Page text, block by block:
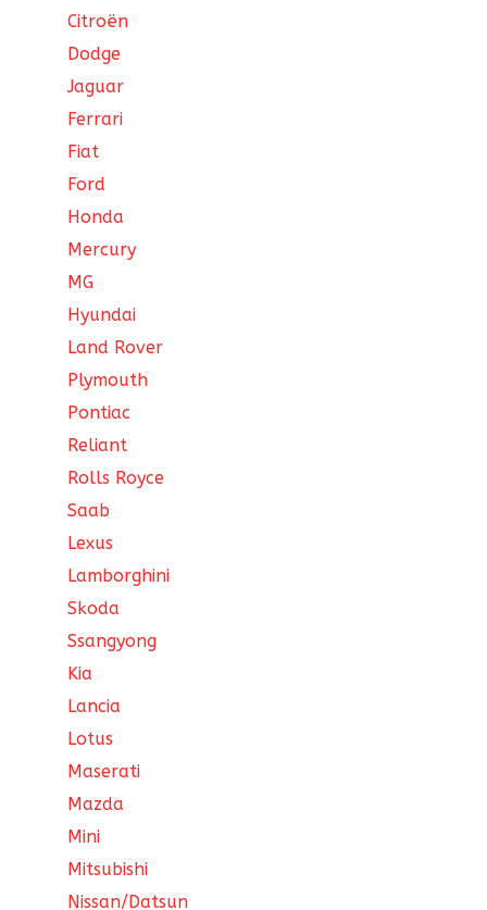
Citroën
Dodge
Jaguar
Ferrari
Fiat
Ford
Honda
Mercury
MG
Hyundai
Land Rover
Plymouth
Pontiac
Reliant
Rolls Royce
Saab
Lexus
Lamborghini
Skoda
Ssangyong
Kia
Lancia
Lotus
Maserati
Mazda
Mini
Mitsubishi
Nissan/Datsun